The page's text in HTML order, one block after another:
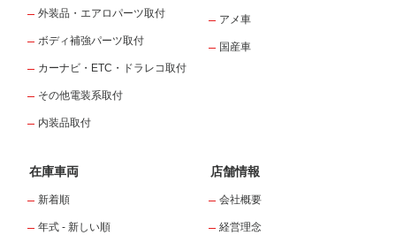
外装品・エアロパーツ取付
ボディ補強パーツ取付
カーナビ・ETC・ドラレコ取付
その他電装系取付
内装品取付
アメ車
国産車
在庫車両
新着順
年式 - 新しい順
店舗情報
会社概要
経営理念